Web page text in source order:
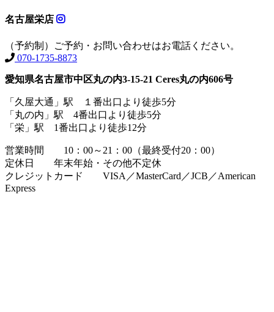
名古屋栄店
（予約制）ご予約・お問い合わせはお電話ください。
070-1735-8873
愛知県名古屋市中区丸の内3-15-21 Ceres丸の内606号
「久屋大通」駅 １番出口より徒歩5分
「丸の内」駅 4番出口より徒歩5分
「栄」駅 1番出口より徒歩12分
営業時間 10：00～21：00（最終受付20：00）
定休日 年末年始・その他不定休
クレジットカード VISA／MasterCard／JCB／American
Express